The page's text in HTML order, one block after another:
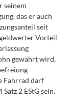
seinem
das er auch
seit
Vorteil
gewährt wird,
Fahrrad darf
2 EStG sein.